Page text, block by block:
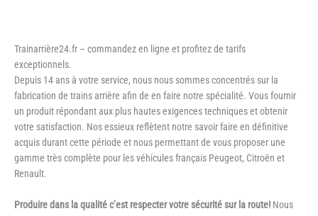
Trainarrière24.fr – commandez en ligne et profitez de tarifs
exceptionnels.
Depuis 14 ans à votre service, nous nous sommes concentrés sur la
fabrication de trains arrière afin de en faire notre spécialité. Vous fournir
un produit répondant aux plus hautes exigences techniques et obtenir
votre satisfaction. Nos essieux reflètent notre savoir faire en définitive
acquis durant cette période et nous permettant de vous proposer une
gamme très complète pour les véhicules français Peugeot, Citroën et
Renault.
Produire dans la qualité c’est respecter votre sécurité sur la route! Nous